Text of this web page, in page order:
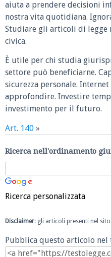
aiuta a prendere decisioni
nostra vita quotidiana.
Studiare gli articoli di legge
civica.
È utile per chi studia
settore può beneficiarne.
sicurezza personale.
approfondire. Investire
investimento per il futuro.
Art. 140 »
Ricerca nell'ordinamento
Ricerca personalizzata
Disclaimer: gli articoli presenti nel
Pubblica questo articolo nel